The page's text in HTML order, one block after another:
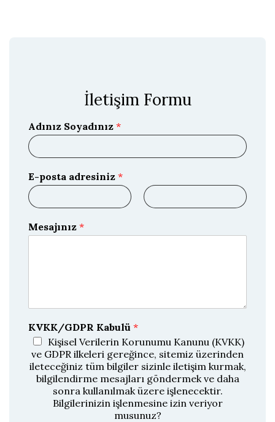
İletişim Formu
Adınız Soyadınız *
E-posta adresiniz *
-
p
o
u
a
Mesajınız *
KVKK/GDPR Kabulü *
Kişisel Verilerin Korunumu Kanunu (KVKK)
ve GDPR ilkeleri gereğince, sitemiz üzerinden
ileteceğiniz tüm bilgiler sizinle iletişim kurmak,
bilgilendirme mesajları göndermek ve daha
sonra kullanılmak üzere işlenecektir.
Bilgilerinizin işlenmesine izin veriyor
musunuz?